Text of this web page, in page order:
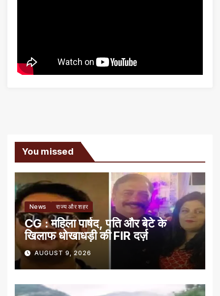
You missed
News राज्य और शहर
CG : महिला पार्षद, पति और बेटे के
खिलाफ धोखाधड़ी की FIR दर्ज़
AUGUST 9, 2026